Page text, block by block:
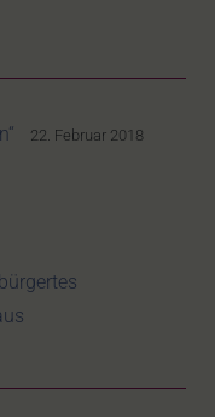
22. Februar 2018